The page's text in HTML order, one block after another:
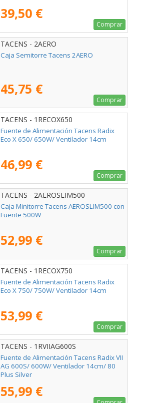
39,50 €
Comprar
TACENS - 2AERO
Caja Semitorre Tacens 2AERO
45,75 €
Comprar
TACENS - 1RECOX650
Fuente de Alimentación Tacens Radix
Eco X 650/ 650W/ Ventilador 14cm
46,99 €
Comprar
TACENS - 2AEROSLIM500
Caja Minitorre Tacens AEROSLIM500 con
Fuente 500W
52,99 €
Comprar
TACENS - 1RECOX750
Fuente de Alimentación Tacens Radix
Eco X 750/ 750W/ Ventilador 14cm
53,99 €
Comprar
TACENS - 1RVIIAG600S
Fuente de Alimentación Tacens Radix VII
AG 600S/ 600W/ Ventilador 14cm/ 80
Plus Silver
55,99 €